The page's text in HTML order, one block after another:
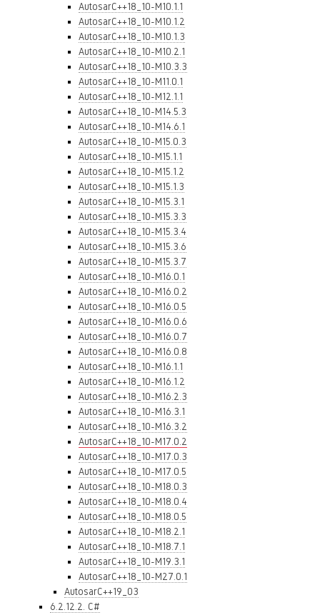
AutosarC++18_10-M10.1.1
AutosarC++18_10-M10.1.2
AutosarC++18_10-M10.1.3
AutosarC++18_10-M10.2.1
AutosarC++18_10-M10.3.3
AutosarC++18_10-M11.0.1
AutosarC++18_10-M12.1.1
AutosarC++18_10-M14.5.3
AutosarC++18_10-M14.6.1
AutosarC++18_10-M15.0.3
AutosarC++18_10-M15.1.1
AutosarC++18_10-M15.1.2
AutosarC++18_10-M15.1.3
AutosarC++18_10-M15.3.1
AutosarC++18_10-M15.3.3
AutosarC++18_10-M15.3.4
AutosarC++18_10-M15.3.6
AutosarC++18_10-M15.3.7
AutosarC++18_10-M16.0.1
AutosarC++18_10-M16.0.2
AutosarC++18_10-M16.0.5
AutosarC++18_10-M16.0.6
AutosarC++18_10-M16.0.7
AutosarC++18_10-M16.0.8
AutosarC++18_10-M16.1.1
AutosarC++18_10-M16.1.2
AutosarC++18_10-M16.2.3
AutosarC++18_10-M16.3.1
AutosarC++18_10-M16.3.2
AutosarC++18_10-M17.0.2
AutosarC++18_10-M17.0.3
AutosarC++18_10-M17.0.5
AutosarC++18_10-M18.0.3
AutosarC++18_10-M18.0.4
AutosarC++18_10-M18.0.5
AutosarC++18_10-M18.2.1
AutosarC++18_10-M18.7.1
AutosarC++18_10-M19.3.1
AutosarC++18_10-M27.0.1
AutosarC++19_03
6.2.12.2. C#